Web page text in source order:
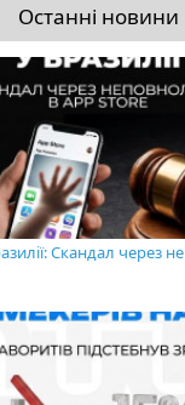
Останні новини
Скандал через